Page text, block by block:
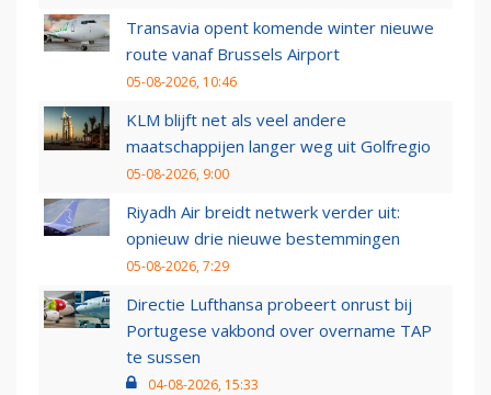
Transavia opent komende winter nieuwe
route vanaf Brussels Airport
05-08-2026, 10:46
KLM blijft net als veel andere
maatschappijen langer weg uit Golfregio
05-08-2026, 9:00
Riyadh Air breidt netwerk verder uit:
opnieuw drie nieuwe bestemmingen
05-08-2026, 7:29
Directie Lufthansa probeert onrust bij
Portugese vakbond over overname TAP
te sussen
04-08-2026, 15:33